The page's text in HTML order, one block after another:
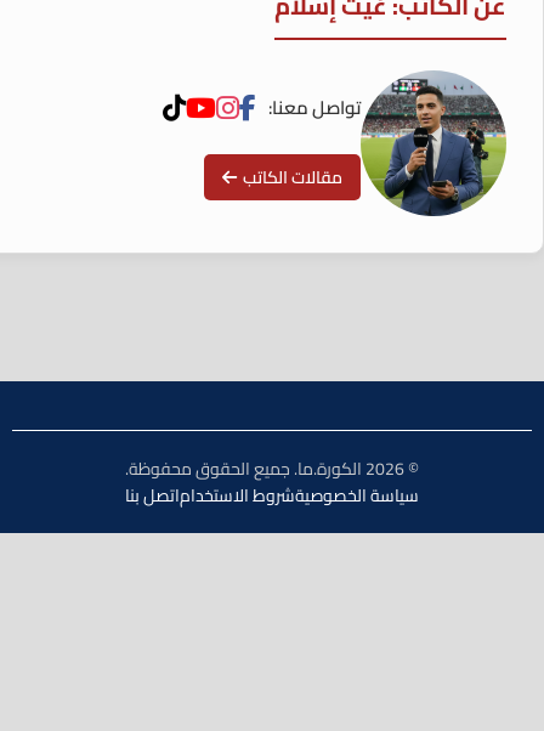
تواصل معنا:
مقالات الكاتب
سياسة الخصوصيةشروط الاستخداماتصل بنا